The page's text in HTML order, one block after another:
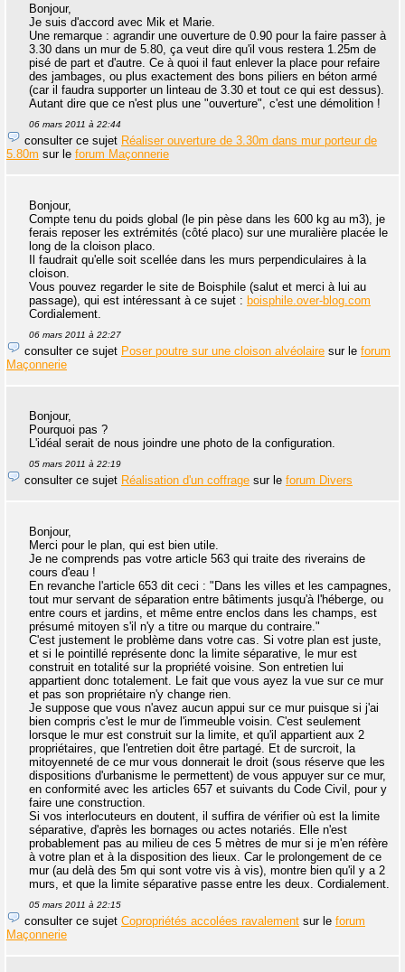
Bonjour,
Je suis d'accord avec Mik et Marie.
Une remarque : agrandir une ouverture de 0.90 pour la faire passer à
3.30 dans un mur de 5.80, ça veut dire qu'il vous restera 1.25m de
pisé de part et d'autre. Ce à quoi il faut enlever la place pour refaire
des jambages, ou plus exactement des bons piliers en béton armé
(car il faudra supporter un linteau de 3.30 et tout ce qui est dessus).
Autant dire que ce n'est plus une "ouverture", c'est une démolition !
06 mars 2011 à 22:44
consulter ce sujet Réaliser ouverture de 3.30m dans mur porteur de
5.80m sur le forum Maçonnerie
Bonjour,
Compte tenu du poids global (le pin pèse dans les 600 kg au m3), je
ferais reposer les extrémités (côté placo) sur une muralière placée le
long de la cloison placo.
Il faudrait qu'elle soit scellée dans les murs perpendiculaires à la
cloison.
Vous pouvez regarder le site de Boisphile (salut et merci à lui au
passage), qui est intéressant à ce sujet : boisphile.over-blog.com
Cordialement.
06 mars 2011 à 22:27
consulter ce sujet Poser poutre sur une cloison alvéolaire sur le forum
Maçonnerie
Bonjour,
Pourquoi pas ?
L'idéal serait de nous joindre une photo de la configuration.
05 mars 2011 à 22:19
consulter ce sujet Réalisation d'un coffrage sur le forum Divers
Bonjour,
Merci pour le plan, qui est bien utile.
Je ne comprends pas votre article 563 qui traite des riverains de
cours d'eau !
En revanche l'article 653 dit ceci : "Dans les villes et les campagnes,
tout mur servant de séparation entre bâtiments jusqu'à l'héberge, ou
entre cours et jardins, et même entre enclos dans les champs, est
présumé mitoyen s'il n'y a titre ou marque du contraire."
C'est justement le problème dans votre cas. Si votre plan est juste,
et si le pointillé représente donc la limite séparative, le mur est
construit en totalité sur la propriété voisine. Son entretien lui
appartient donc totalement. Le fait que vous ayez la vue sur ce mur
et pas son propriétaire n'y change rien.
Je suppose que vous n'avez aucun appui sur ce mur puisque si j'ai
bien compris c'est le mur de l'immeuble voisin. C'est seulement
lorsque le mur est construit sur la limite, et qu'il appartient aux 2
propriétaires, que l'entretien doit être partagé. Et de surcroit, la
mitoyenneté de ce mur vous donnerait le droit (sous réserve que les
dispositions d'urbanisme le permettent) de vous appuyer sur ce mur,
en conformité avec les articles 657 et suivants du Code Civil, pour y
faire une construction.
Si vos interlocuteurs en doutent, il suffira de vérifier où est la limite
séparative, d'après les bornages ou actes notariés. Elle n'est
probablement pas au milieu de ces 5 mètres de mur si je m'en réfère
à votre plan et à la disposition des lieux. Car le prolongement de ce
mur (au delà des 5m qui sont votre vis à vis), montre bien qu'il y a 2
murs, et que la limite séparative passe entre les deux. Cordialement.
05 mars 2011 à 22:15
consulter ce sujet Copropriétés accolées ravalement sur le forum
Maçonnerie